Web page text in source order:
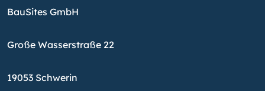
BauSites GmbH
Große Wasserstraße 22
19053 Schwerin